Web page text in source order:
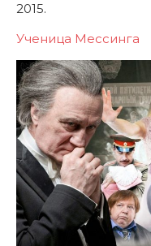
2015.
Ученица Мессинга